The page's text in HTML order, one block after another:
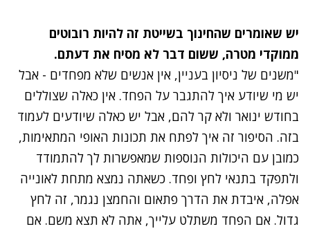
יש שאומרים שהחינוך בשייטת זה להיות רובוטים
ממוקדי מטרה, ששום דבר לא מסיח את דעתם.
"משנים של ניסיון בעניין, אין אנשים שלא מפחדים - אבל
יש מי שיודע איך להתגבר על הפחד. אין כאלה שצוללים
בחודש ינואר ולא קר להם, אבל יש כאלה שיודעים לעמוד
בזה. הסיפור זה איך לפתח את תכונות האופי המתאימות,
כמובן עם היכולות הנוספות שמאפשרות לך להתמודד
ולתפקד בתנאי לחץ ופחד. כשאתה נמצא מתחת לאונייה
אפלה, איבדת את הדרך פתאום והחמצן נגמר, זה לחץ
גדול. אם הפחד משתלט עלייך, אתה לא תצא משם. אם